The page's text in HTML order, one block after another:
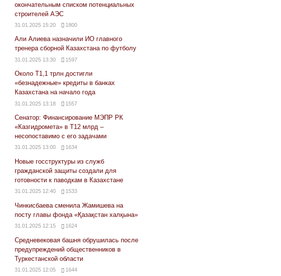
окончательным списком потенциальных
строителей АЭС
31.01.2025 15:20 1800
Али Алиева назначили ИО главного
тренера сборной Казахстана по футболу
31.01.2025 13:30 1597
Около Т1,1 трлн достигли
«безнадежные» кредиты в банках
Казахстана на начало года
31.01.2025 13:18 1557
Сенатор: Финансирование МЭПР РК
«Казгидромета» в Т12 млрд –
несопоставимо с его задачами
31.01.2025 13:00 1634
Новые госструктуры из служб
гражданской защиты создали для
готовности к паводкам в Казахстане
31.01.2025 12:40 1533
Чинкисбаева сменила Жамишева на
посту главы фонда «Қазақстан халқына»
31.01.2025 12:15 1624
Средневековая башня обрушилась после
предупреждений общественников в
Туркестанской области
31.01.2025 12:05 1644